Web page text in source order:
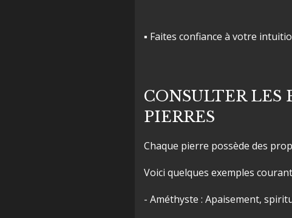
▪ Faites confiance à votre
CONSULTER
PIERRES
Chaque pierre possède des
Voici quelques exemples
- Améthyste : Apaisement,